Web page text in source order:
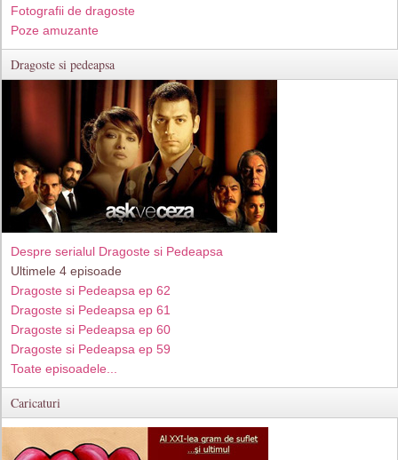
Fotografii de dragoste
Poze amuzante
Dragoste si pedeapsa
Despre serialul Dragoste si Pedeapsa
Ultimele 4 episoade
Dragoste si Pedeapsa ep 62
Dragoste si Pedeapsa ep 61
Dragoste si Pedeapsa ep 60
Dragoste si Pedeapsa ep 59
Toate episoadele...
Caricaturi